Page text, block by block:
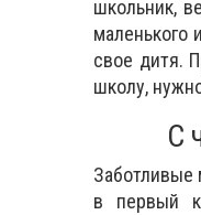
школьник,
маленького
свое дитя.
школу,
С
Заботливые
в первый